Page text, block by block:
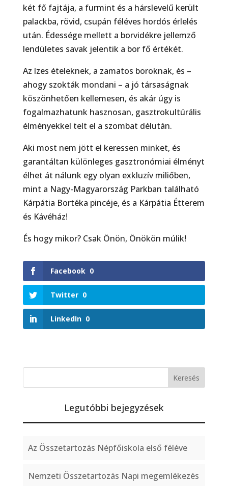
két fő fajtája, a furmint és a hárslevelű került
palackba, rövid, csupán féléves hordós érlelés
után. Édessége mellett a borvidékre jellemző
lendületes savak jelentik a bor fő értékét.
Az ízes ételeknek, a zamatos boroknak, és –
ahogy szokták mondani – a jó társaságnak
köszönhetően kellemesen, és akár úgy is
fogalmazhatunk hasznosan, gasztrokultúrális
élményekkel telt el a szombat délután.
Aki most nem jött el keressen minket, és
garantáltan különleges gasztronómiai élményt
élhet át nálunk egy olyan exkluzív miliőben,
mint a Nagy-Magyarország Parkban található
Kárpátia Bortéka pincéje, és a Kárpátia Étterem
és Kávéház!
És hogy mikor? Csak Önön, Önökön múlik!
Facebook 0
Twitter 0
LinkedIn 0
Legutóbbi bejegyzések
Az Összetartozás Népfőiskola első féléve
Nemzeti Összetartozás Napi megemlékezés